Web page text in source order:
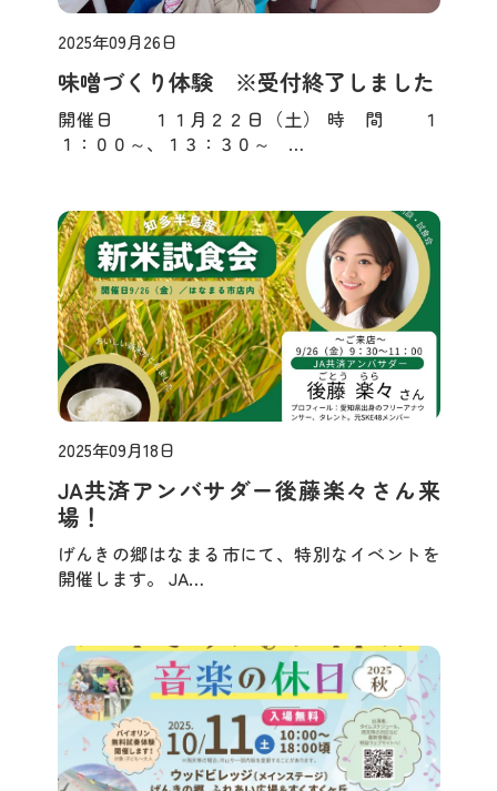
2025年09月26日
味噌づくり体験 ※受付終了しました
開催日 １１月２２日（土） 時 間 １
１：００～、１３：３０～ …
2025年09月18日
JA共済アンバサダー後藤楽々さん来
場！
げんきの郷はなまる市にて、特別なイベントを
開催します。 JA…